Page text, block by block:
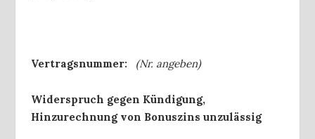
Vertragsnummer: (Nr. angeben)
Widerspruch gegen Kündigung,
Hinzurechnung von Bonuszins unzulässig